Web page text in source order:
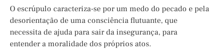
O escrúpulo caracteriza-se por um medo do pecado e pela
desorientação de uma consciência flutuante, que
necessita de ajuda para sair da insegurança, para
entender a moralidade dos próprios atos.